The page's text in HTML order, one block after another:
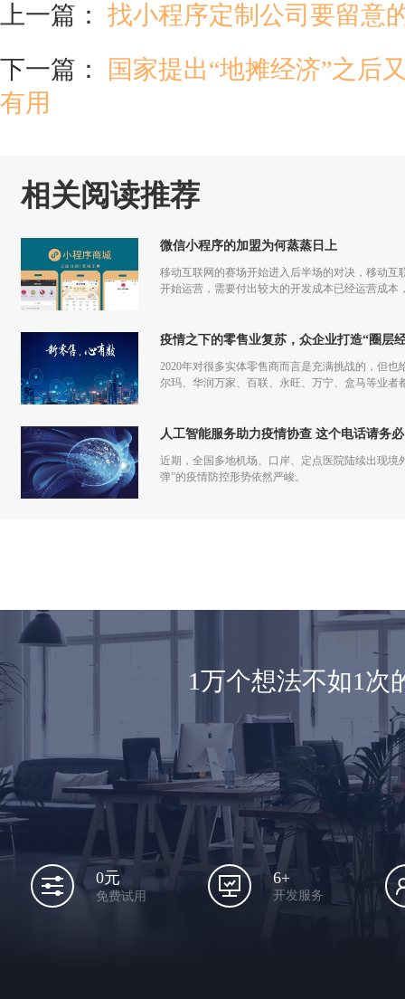
上一篇： 找小程序定制公司要留意
下一篇：
国家提出“地摊经济”之后
有用
相关阅读推荐
微信小程序的加盟为何蒸蒸日上
移动互联网的赛场开始进入后半场的对决，移动
开始运营，需要付出较大的开发成本已经运营成
疫情之下的零售业复苏，众企业打造“圈层
2020年对很多实体零售商而言是充满挑战的，但
尔玛、华润万家、百联、永旺、万宁、盒马等业
人工智能服务助力疫情协查 这个电话请务
近期，全国多地机场、口岸、定点医院陆续出现
弹”的疫情防控形势依然严峻。
1万个想法不如1次
0元
免费试用
6+
开发服务